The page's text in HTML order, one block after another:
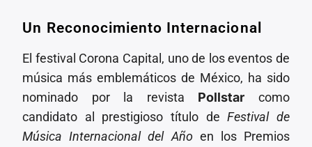
Invencible Radio
Un Reconocimiento Internacional
El festival Corona Capital, uno de los eventos de
música más emblemáticos de México, ha sido
nominado por la revista Pollstar como
candidato al prestigioso título deFestival de
Música Internacional del Añoen los Premios